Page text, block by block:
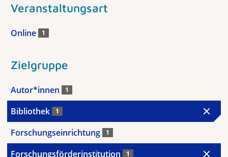
Veranstaltungsart
Online 1
Zielgruppe
Autor*innen 1
Bibliothek 1
Forschungseinrichtung 1
Forschungsförderinstitution 1